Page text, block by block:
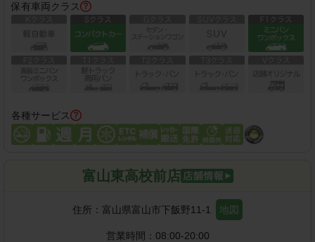
保有車両クラス
各種サービス
富山東高校前店
住所： 富山県富山市下飯野11-1 地図
営業時間： 08:00-20:00